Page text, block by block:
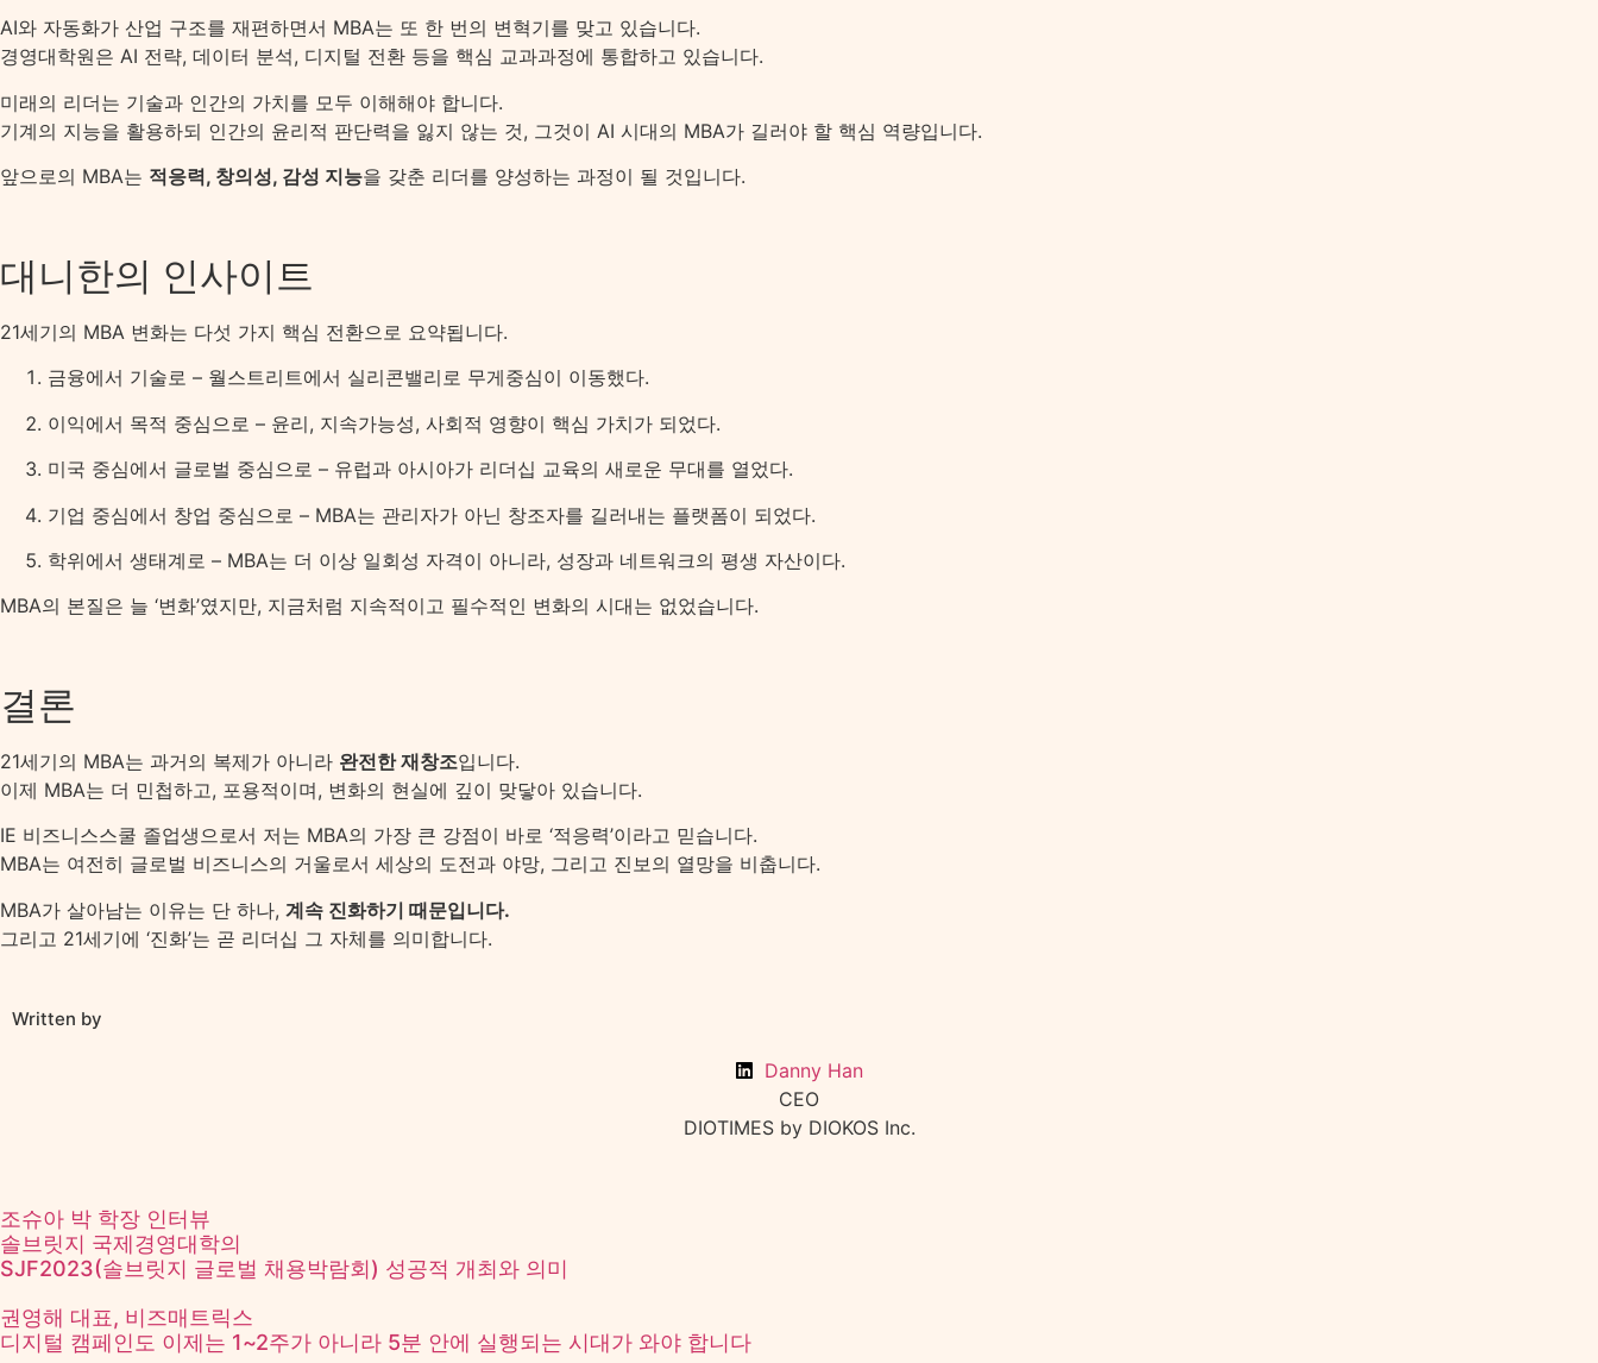
AI와 자동화가 산업 구조를 재편하면서 MBA는 또 한 번의 변혁기를 맞고 있습니다.
경영대학원은 AI 전략, 데이터 분석, 디지털 전환 등을 핵심 교과과정에 통합하고 있습니다.
미래의 리더는 기술과 인간의 가치를 모두 이해해야 합니다.
기계의 지능을 활용하되 인간의 윤리적 판단력을 잃지 않는 것, 그것이 AI 시대의 MBA가 길러야 할 핵심 역량입니다.
앞으로의 MBA는 적응력, 창의성, 감성 지능을 갖춘 리더를 양성하는 과정이 될 것입니다.
대니한의 인사이트
21세기의 MBA 변화는 다섯 가지 핵심 전환으로 요약됩니다.
금융에서 기술로 – 월스트리트에서 실리콘밸리로 무게중심이 이동했다.
이익에서 목적 중심으로 – 윤리, 지속가능성, 사회적 영향이 핵심 가치가 되었다.
미국 중심에서 글로벌 중심으로 – 유럽과 아시아가 리더십 교육의 새로운 무대를 열었다.
기업 중심에서 창업 중심으로 – MBA는 관리자가 아닌 창조자를 길러내는 플랫폼이 되었다.
학위에서 생태계로 – MBA는 더 이상 일회성 자격이 아니라, 성장과 네트워크의 평생 자산이다.
MBA의 본질은 늘 ‘변화’였지만, 지금처럼 지속적이고 필수적인 변화의 시대는 없었습니다.
결론
21세기의 MBA는 과거의 복제가 아니라 완전한 재창조입니다.
이제 MBA는 더 민첩하고, 포용적이며, 변화의 현실에 깊이 맞닿아 있습니다.
IE 비즈니스스쿨 졸업생으로서 저는 MBA의 가장 큰 강점이 바로 ‘적응력’이라고 믿습니다.
MBA는 여전히 글로벌 비즈니스의 거울로서 세상의 도전과 야망, 그리고 진보의 열망을 비춥니다.
MBA가 살아남는 이유는 단 하나, 계속 진화하기 때문입니다.
그리고 21세기에 ‘진화’는 곧 리더십 그 자체를 의미합니다.
Written by
Danny Han
CEO
DIOTIMES by DIOKOS Inc.
조슈아 박 학장 인터뷰
솔브릿지 국제경영대학의
SJF2023(솔브릿지 글로벌 채용박람회) 성공적 개최와 의미
권영해 대표, 비즈매트릭스
디지털 캠페인도 이제는 1~2주가 아니라 5분 안에 실행되는 시대가 와야 합니다